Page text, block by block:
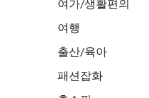
여가/생활편의
여행
출산/육아
패션잡화